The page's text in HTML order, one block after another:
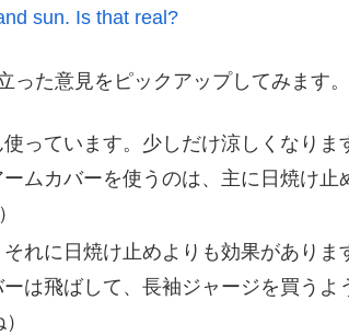
sun. Is that real?
った意見をピックアップしてみます。
っています。少しだけ涼しくなりま
ームカバーを使うのは、主に日焼け
それに日焼け止めよりも効果があり
は飛ばして、長袖ジャージを買う